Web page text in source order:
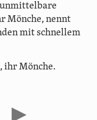
Mönche, nennt
mit schnellem
ihr Mönche.
▶